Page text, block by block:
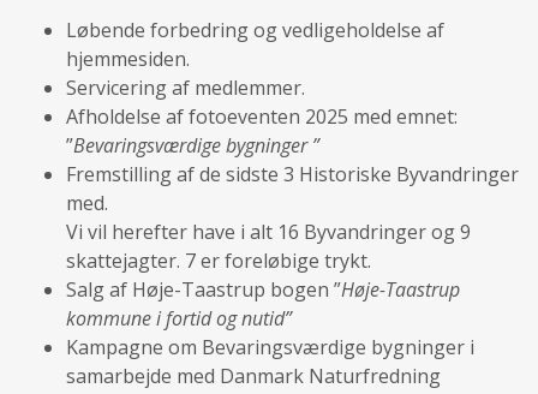
Løbende forbedring og vedligeholdelse af
hjemmesiden.
Servicering af medlemmer.
Afholdelse af fotoeventen 2025 med emnet:
”Bevaringsværdige bygninger ”
Fremstilling af de sidste 3 Historiske Byvandringer
med.
Vi vil herefter have i alt 16 Byvandringer og 9
skattejagter. 7 er foreløbige trykt.
Salg af Høje-Taastrup bogen ”Høje-Taastrup
kommune i fortid og nutid”
Kampagne om Bevaringsværdige bygninger i
samarbejde med Danmark Naturfredning